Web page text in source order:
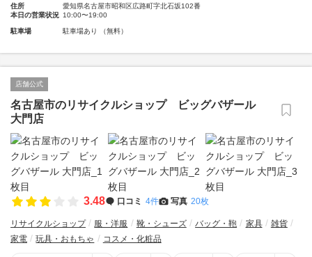
住所
愛知県名古屋市昭和区広路町字北石坂102番
本日の営業状況 10:00〜19:00
駐車場 駐車場あり （無料）
店舗公式
名古屋市のリサイクルショップ ビッグバザール
大門店
3.48 口コミ 4件 写真 20枚
リサイクルショップ 服・洋服 靴・シューズ バッグ・鞄 家具
雑貨
家電
玩具・おもちゃ コスメ・化粧品